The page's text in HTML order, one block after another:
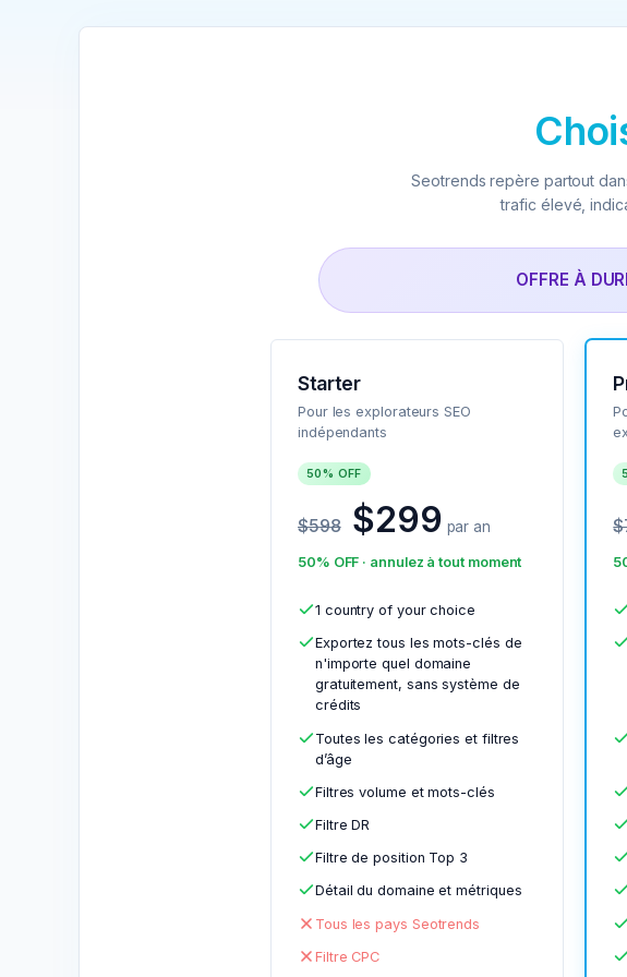
Seotrends repère partout
trafic élevé,
OFFRE À
Starter
Pour les explorateurs SEO
indépendants
50% OFF
$598 $299 par an
50% OFF · annulez à tout moment
1 country of your choice
Exportez tous les mots-clés de
n'importe quel domaine
gratuitement, sans système de
crédits
Toutes les catégories et filtres
d’âge
Filtres volume et mots-clés
Filtre DR
Filtre de position Top 3
Détail du domaine et métriques
Tous les pays Seotrends
Filtre CPC